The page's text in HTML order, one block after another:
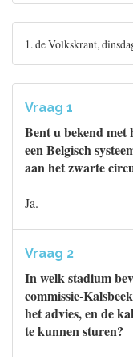
1. de Volkskrant,
Vraag 1
Bent u bekend met
een Belgisch
aan het zwarte
Ja.
Vraag 2
In welk stadium
commissie-
het advies, en de
te kunnen sturen?